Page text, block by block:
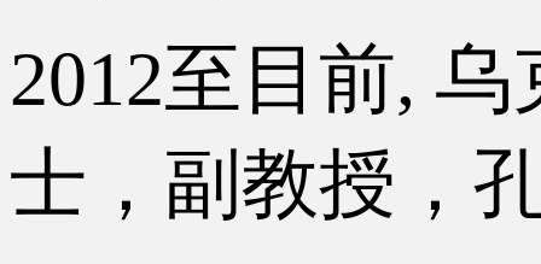
2012至目前,
士，副教授，